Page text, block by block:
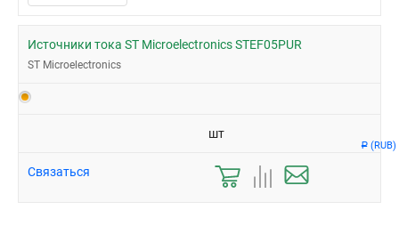
Р (RUB)
Источники тока ST Microelectronics STEF05PUR
ST Microelectronics
шт
Связаться